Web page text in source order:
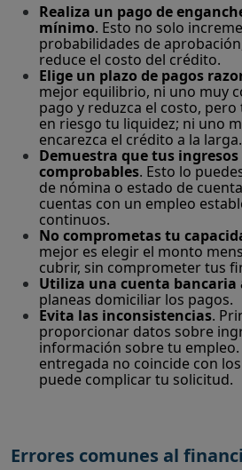
Realiza un pago de
mínimo. Esto no solo
probabilidades de
reduce el costo del crédito.
Elige un plazo de pagos
mejor equilibrio, ni uno muy
pago y reduzca el costo,
en riesgo tu liquidez; ni uno
encarezca el crédito a la larga.
Demuestra que tus
comprobables. Esto lo
de nómina o estado de
cuentas con un empleo
continuos.
No comprometas tu
mejor es elegir el monto
cubrir, sin comprometer tus
Utiliza una cuenta bancaria
planeas domiciliar los pagos.
Evita las inconsistencias.
proporcionar datos sobre
información sobre tu
entregada no coincide con
puede complicar tu solicitud.
Errores comunes al